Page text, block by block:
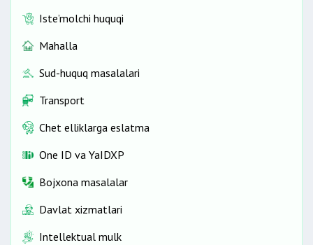
Iste’molchi huquqi
Mahalla
Sud-huquq masalalari
Transport
Chet elliklarga eslatma
One ID vа YaIDXP
Bojxona masalalar
Davlat xizmatlari
Intellektual mulk